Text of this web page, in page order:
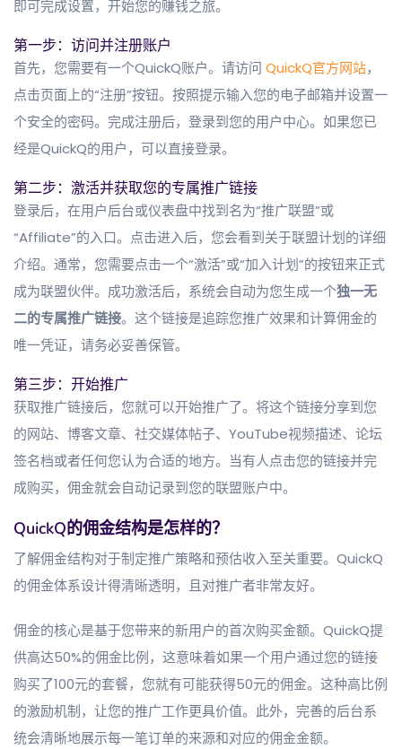
即可完成设置，开始您的赚钱之旅。
第一步：访问并注册账户
首先，您需要有一个QuickQ账户。请访问 QuickQ官方网站，
点击页面上的“注册”按钮。按照提示输入您的电子邮箱并设置一
个安全的密码。完成注册后，登录到您的用户中心。如果您已
经是QuickQ的用户，可以直接登录。
第二步：激活并获取您的专属推广链接
登录后，在用户后台或仪表盘中找到名为“推广联盟”或
“Affiliate”的入口。点击进入后，您会看到关于联盟计划的详细
介绍。通常，您需要点击一个“激活”或“加入计划”的按钮来正式
成为联盟伙伴。成功激活后，系统会自动为您生成一个独一无
二的专属推广链接。这个链接是追踪您推广效果和计算佣金的
唯一凭证，请务必妥善保管。
第三步：开始推广
获取推广链接后，您就可以开始推广了。将这个链接分享到您
的网站、博客文章、社交媒体帖子、YouTube视频描述、论坛
签名档或者任何您认为合适的地方。当有人点击您的链接并完
成购买，佣金就会自动记录到您的联盟账户中。
QuickQ的佣金结构是怎样的？
了解佣金结构对于制定推广策略和预估收入至关重要。QuickQ
的佣金体系设计得清晰透明，且对推广者非常友好。
佣金的核心是基于您带来的新用户的首次购买金额。QuickQ提
供高达50%的佣金比例，这意味着如果一个用户通过您的链接
购买了100元的套餐，您就有可能获得50元的佣金。这种高比例
的激励机制，让您的推广工作更具价值。此外，完善的后台系
统会清晰地展示每一笔订单的来源和对应的佣金金额。